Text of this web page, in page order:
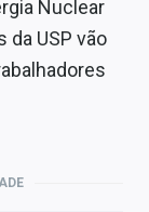
Nuclear
da USP vão